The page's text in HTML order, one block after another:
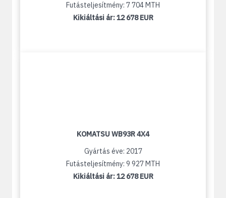
Futásteljesítmény: 7 704 MTH
Kikiáltási ár:12 678 EUR
KOMATSU WB93R 4X4
Gyártás éve: 2017
Futásteljesítmény: 9 927 MTH
Kikiáltási ár:12 678 EUR